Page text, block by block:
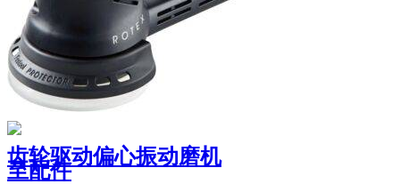
齿轮驱动偏心振动磨机
至配件